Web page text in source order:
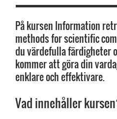
På kursen Information
methods for scientific
du värdefulla färdigheter
kommer att göra din
enklare och effektivare.
Vad innehåller